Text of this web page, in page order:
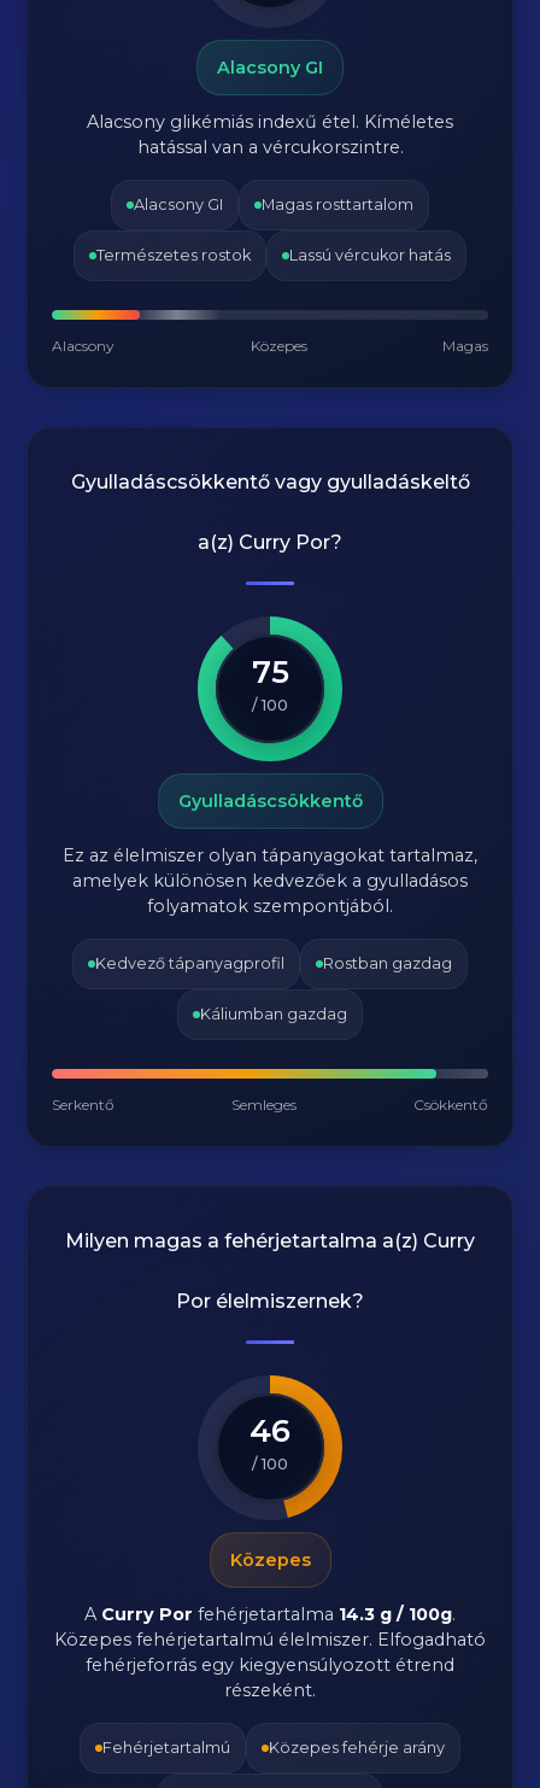
Alacsony GI
Alacsony glikémiás indexű étel. Kíméletes
hatással van a vércukorszintre.
Alacsony GI Magas rosttartalom
Természetes rostok Lassú vércukor hatás
Alacsony Közepes Magas
Gyulladáscsökkentő vagy gyulladáskeltő
a(z) Curry Por?
75
/ 100
Gyulladáscsökkentő
Ez az élelmiszer olyan tápanyagokat tartalmaz,
amelyek különösen kedvezőek a gyulladásos
folyamatok szempontjából.
Kedvező tápanyagprofil Rostban gazdag
Káliumban gazdag
Serkentő Semleges Csökkentő
Milyen magas a fehérjetartalma a(z) Curry
Por élelmiszernek?
46
/ 100
Közepes
A Curry Por fehérjetartalma 14.3 g / 100g.
Közepes fehérjetartalmú élelmiszer. Elfogadható
fehérjeforrás egy kiegyensúlyozott étrend
részeként.
Fehérjetartalmú Közepes fehérje arány